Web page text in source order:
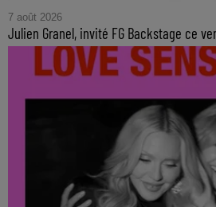
7 août 2026
Julien Granel, invité FG Backstage ce